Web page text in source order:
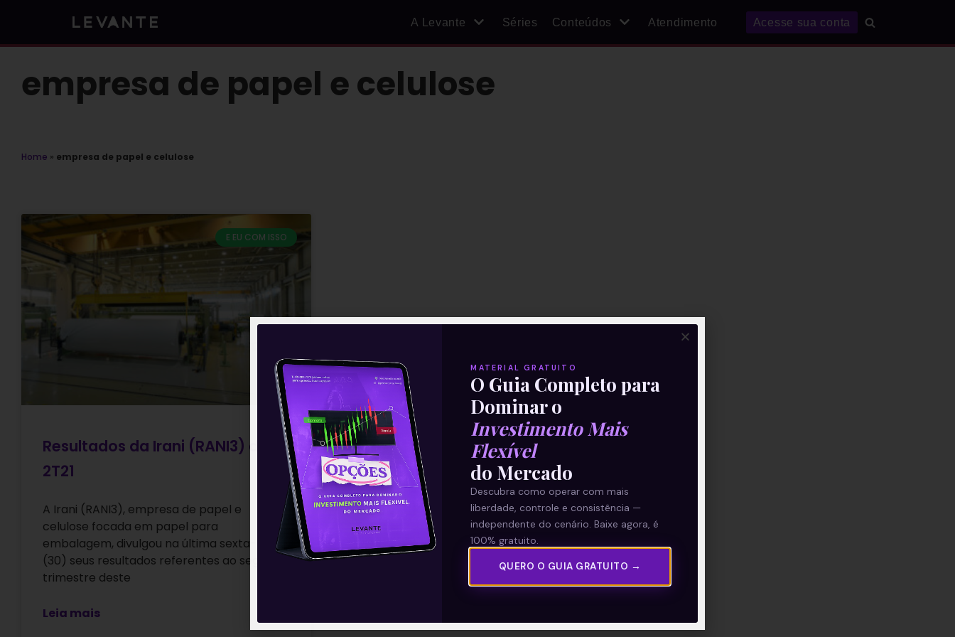
A Levante Séries Conteúdos Atendimento Acesse sua conta
empresa de papel e celulose
Home » empresa de papel e celulose
E EU COM ISSO
Resultados da Irani (RANI3) do
2T21
A Irani (RANI3), empresa de papel e
celulose focada em papel para
embalagem, divulgou na última sexta-feira
(30) seus resultados referentes ao segundo
trimestre deste
Leia mais
MATERIAL GRATUITO
O Guia Completo para
Dominar o
Investimento Mais
Flexível
do Mercado
Descubra como operar com mais
liberdade, controle e consistência —
independente do cenário. Baixe agora, é
100% gratuito.
QUERO O GUIA GRATUITO →